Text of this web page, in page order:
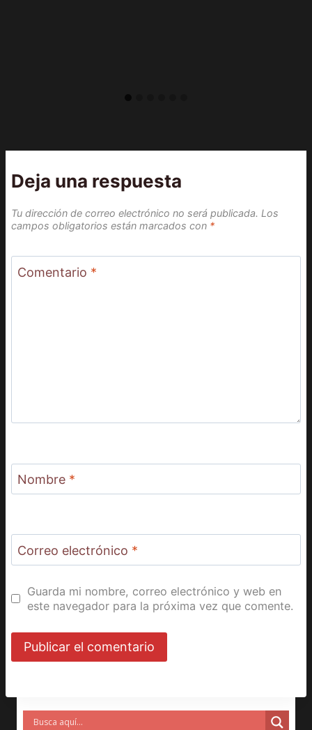
Deja una respuesta
Tu dirección de correo electrónico no será publicada. Los
campos obligatorios están marcados con *
Comentario *
Nombre *
Correo electrónico *
Guarda mi nombre, correo electrónico y web en
este navegador para la próxima vez que comente.